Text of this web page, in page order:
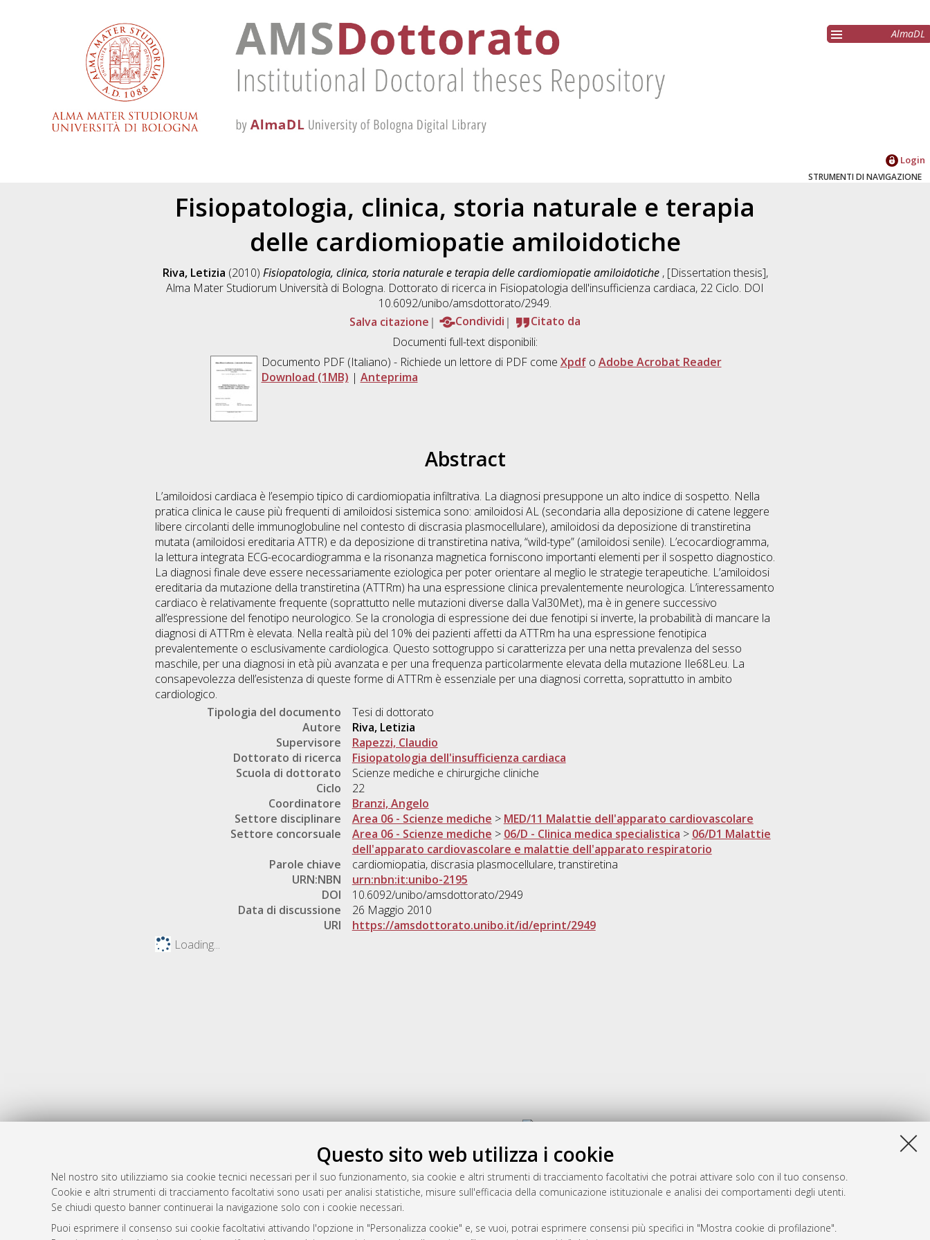
Questo sito web utilizza i cookie
Nel nostro sito utilizziamo sia cookie tecnici necessari per il suo funzionamento, sia cookie e altri strumenti di tracciamento facoltativi che potrai attivare solo con il tuo consenso.
Cookie e altri strumenti di tracciamento facoltativi sono usati per analisi statistiche, misure sull'efficacia della comunicazione istituzionale e analisi dei comportamenti degli utenti.
Se chiudi questo banner continuerai la navigazione solo con i cookie necessari.
Puoi esprimere il consenso sui cookie facoltativi attivando l'opzione in "Personalizza cookie" e, se vuoi, potrai esprimere consensi più specifici in "Mostra cookie di profilazione".
AlmaDL
Login
STRUMENTI DI NAVIGAZIONE
Fisiopatologia, clinica, storia naturale e terapia
delle cardiomiopatie amiloidotiche
Riva, Letizia (2010) Fisiopatologia, clinica, storia naturale e terapia delle cardiomiopatie amiloidotiche , [Dissertation thesis],
Alma Mater Studiorum Università di Bologna. Dottorato di ricerca in Fisiopatologia dell'insufficienza cardiaca, 22 Ciclo. DOI
10.6092/unibo/amsdottorato/2949.
Salva citazione
Condividi
Citato da
Documenti full-text disponibili:
Documento PDF(Italiano) - Richiede un lettore di PDF come Xpdfo Adobe Acrobat Reader
Download (1MB) | Anteprima
Abstract
L’amiloidosi cardiaca è l’esempio tipico di cardiomiopatia infiltrativa. La diagnosi presuppone un alto indice di sospetto. Nella
pratica clinica le cause più frequenti di amiloidosi sistemica sono: amiloidosi AL (secondaria alla deposizione di catene leggere
libere circolanti delle immunoglobuline nel contesto di discrasia plasmocellulare), amiloidosi da deposizione di transtiretina
mutata (amiloidosi ereditaria ATTR) e da deposizione di transtiretina nativa, “wild-type” (amiloidosi senile). L’ecocardiogramma,
la lettura integrata ECG-ecocardiogramma e la risonanza magnetica forniscono importanti elementi per il sospetto diagnostico.
La diagnosi finale deve essere necessariamente eziologica per poter orientare al meglio le strategie terapeutiche. L’amiloidosi
ereditaria da mutazione della transtiretina (ATTRm) ha una espressione clinica prevalentemente neurologica. L’interessamento
cardiaco è relativamente frequente (soprattutto nelle mutazioni diverse dalla Val30Met), ma è in genere successivo
all’espressione del fenotipo neurologico. Se la cronologia di espressione dei due fenotipi si inverte, la probabilità di mancare la
diagnosi di ATTRm è elevata. Nella realtà più del 10% dei pazienti affetti da ATTRm ha una espressione fenotipica
prevalentemente o esclusivamente cardiologica. Questo sottogruppo si caratterizza per una netta prevalenza del sesso
maschile, per una diagnosi in età più avanzata e per una frequenza particolarmente elevata della mutazione Ile68Leu. La
consapevolezza dell’esistenza di queste forme di ATTRm è essenziale per una diagnosi corretta, soprattutto in ambito
cardiologico.
Tipologia del documento
Tesi di dottorato
Autore
Riva, Letizia
Supervisore
Rapezzi, Claudio
Dottorato di ricerca
Fisiopatologia dell'insufficienza cardiaca
Scuola di dottorato
Scienze mediche e chirurgiche cliniche
Ciclo
22
Coordinatore
Branzi, Angelo
Settore disciplinare
Area 06 - Scienze mediche > MED/11 Malattie dell'apparato cardiovascolare
Settore concorsuale
Area 06 - Scienze mediche > 06/D - Clinica medica specialistica > 06/D1 Malattie
dell'apparato cardiovascolare e malattie dell'apparato respiratorio
Parole chiave
cardiomiopatia, discrasia plasmocellulare, transtiretina
URN:NBN
urn:nbn:it:unibo-2195
DOI
10.6092/unibo/amsdottorato/2949
Data di discussione
26 Maggio 2010
URI
https://amsdottorato.unibo.it/id/eprint/2949
Loading...
Atom
Rss 1.0
Rss 2.0
AMS Dottorato
ISSN: 2038-7946
Servizio implementato e gestito da
Impostazioni Cookie